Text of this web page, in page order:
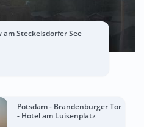
Steckelsdorfer See
Potsdam - Brandenburger Tor
- Hotel am Luisenplatz